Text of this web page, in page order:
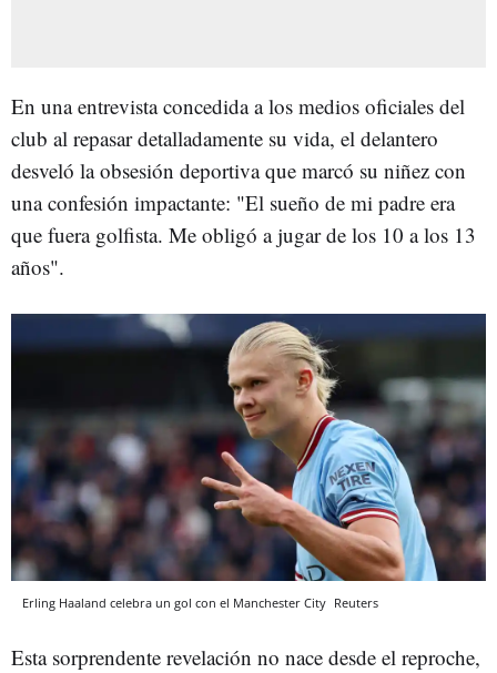
En una entrevista concedida a los medios oficiales del
club al repasar detalladamente su vida, el delantero
desveló la obsesión deportiva que marcó su niñez con
una confesión impactante: "El sueño de mi padre era
que fuera golfista. Me obligó a jugar de los 10 a los 13
años".
Erling Haaland celebra un gol con el Manchester City Reuters
Esta sorprendente revelación no nace desde el reproche,